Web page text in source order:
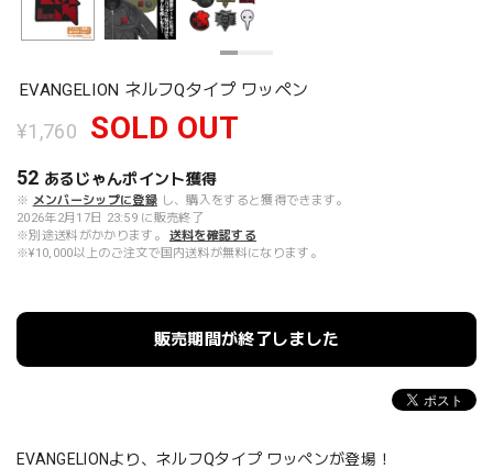
EVANGELION ネルフQタイプ ワッペン
¥1,760 SOLD OUT
52 あるじゃんポイント獲得
※ メンバーシップに登録 し、購入をすると獲得できます。
2026年2月17日 23:59 に販売終了
※別途送料がかかります。
送料を確認する
※¥10,000以上のご注文で国内送料が無料になります。
販売期間が終了しました
EVANGELIONより、ネルフQタイプ ワッペンが登場！